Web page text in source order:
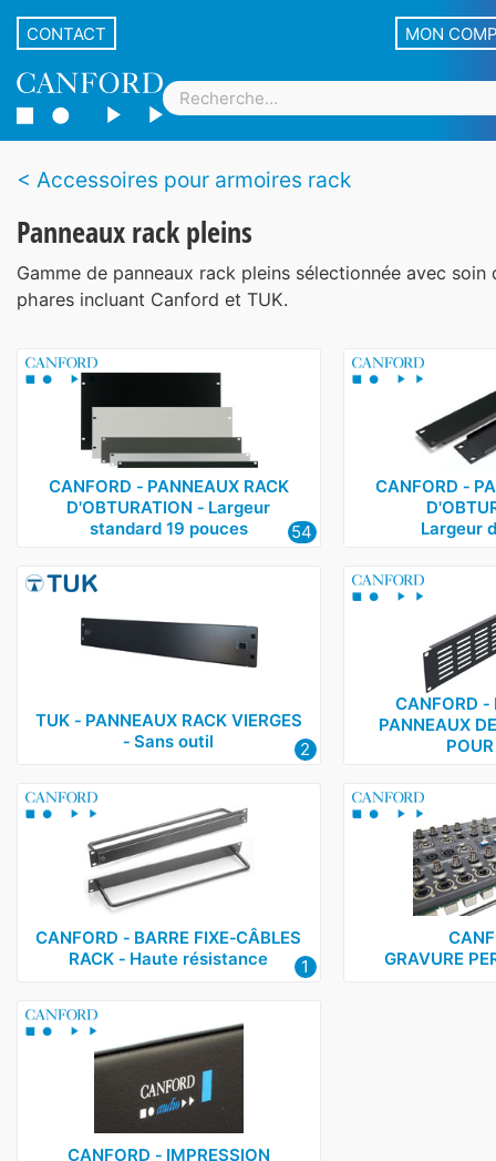
CONTACT MON
Accessoires pour armoires rack
Panneaux rack pleins
Gamme de panneaux rack pleins sélectionnée avec soin
phares incluant Canford et TUK.
CANFORD ‑ PANNEAUX RACK
D'OBTURATION ‑ Largeur
standard 19 pouces
54
CANFORD ‑
Largeur
TUK ‑ PANNEAUX RACK VIERGES
‑ Sans outil
2
CANFORD ‑
PANNEAUX
CANFORD ‑ BARRE FIXE‑CÂBLES
RACK ‑ Haute résistance
1
GRAVURE
CANFORD ‑ IMPRESSION